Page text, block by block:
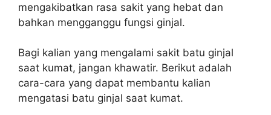
mengakibatkan rasa sakit yang hebat dan
bahkan mengganggu fungsi ginjal.
Bagi kalian yang mengalami sakit batu ginjal
saat kumat, jangan khawatir. Berikut adalah
cara-cara yang dapat membantu kalian
mengatasi batu ginjal saat kumat.